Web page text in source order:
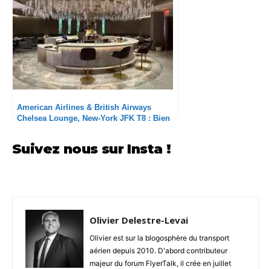
American Airlines & British Airways
Chelsea Lounge, New-York JFK T8 : Bien
Suivez nous sur Insta !
Olivier Delestre-Levai
Olivier est sur la blogosphère du transport
aérien depuis 2010. D'abord contributeur
majeur du forum FlyerTalk, il crée en juillet